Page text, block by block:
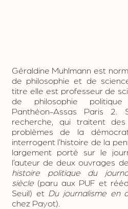
Géraldine Muhlmann est
de philosophie et de
titre elle est professeur de
de philosophie politique
Panthéon-Assas Paris 2.
recherche, qui traitent
problèmes de la
interrogent l’histoire de la
largement porté sur le
l’auteur de deux ouvrages
histoire politique du jo
siècle(paru aux PUF et
Seuil) et Du journalisme en
chez Payot).